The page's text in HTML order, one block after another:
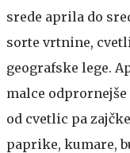
srede aprila do
sorte vrtnine,
geografske lege.
malce
od cvetlic pa
paprike, kumare,